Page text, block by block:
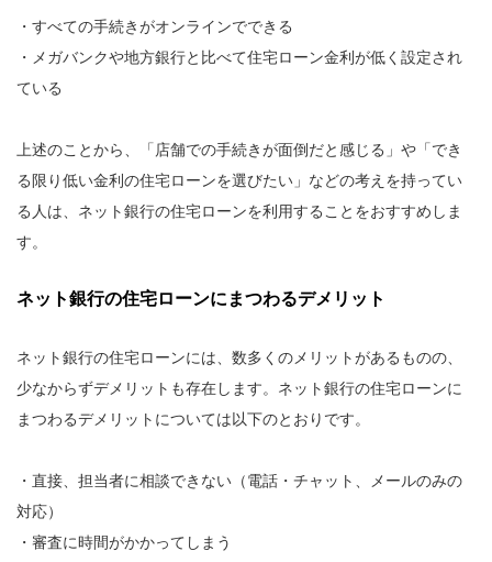
・すべての手続きがオンラインでできる
・メガバンクや地方銀行と比べて住宅ローン金利が低く設定され
ている
上述のことから、「店舗での手続きが面倒だと感じる」や「でき
る限り低い金利の住宅ローンを選びたい」などの考えを持ってい
る人は、ネット銀行の住宅ローンを利用することをおすすめしま
す。
ネット銀行の住宅ローンにまつわるデメリット
ネット銀行の住宅ローンには、数多くのメリットがあるものの、
少なからずデメリットも存在します。ネット銀行の住宅ローンに
まつわるデメリットについては以下のとおりです。
・直接、担当者に相談できない（電話・チャット、メールのみの
対応）
・審査に時間がかかってしまう